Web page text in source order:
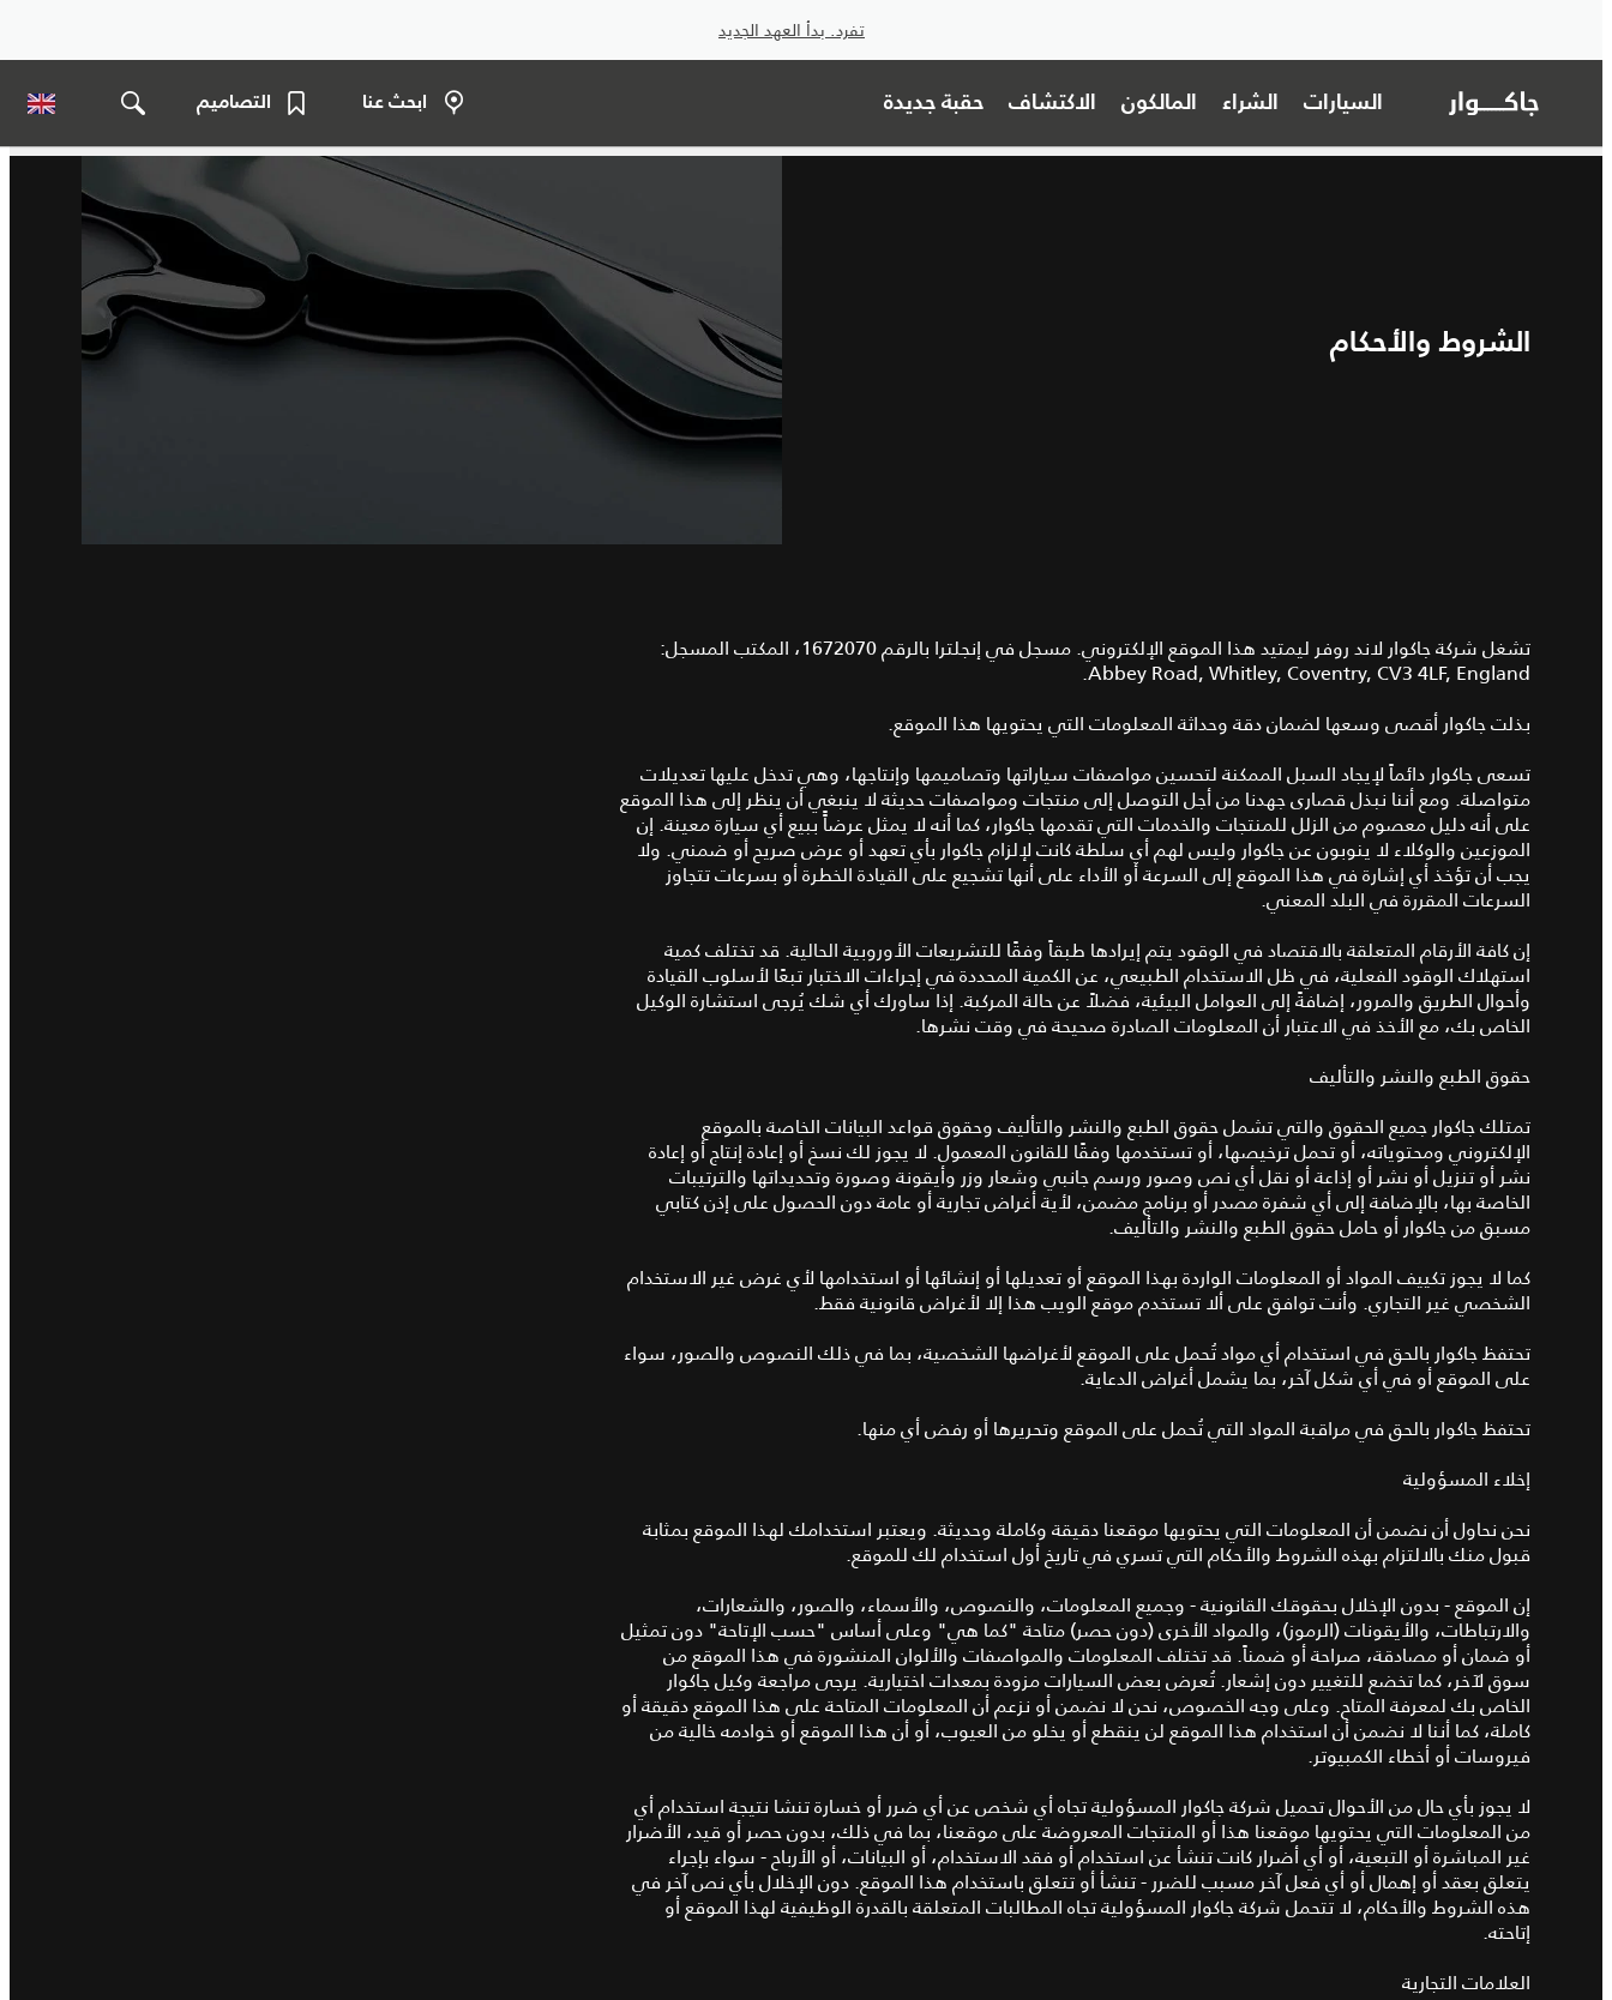
تفرد. بدأ العهد الجديد
السيارات الشراء المالكون الاكتشاف حقبة جديدة ابحث عنا التصاميم
الشروط والأحكام
تشغل شركة جاكوار لاند روفر ليمتيد هذا الموقع الإلكتروني. مسجل في إنجلترا بالرقم 1672070، المكتب المسجل:
Abbey Road, Whitley, Coventry, CV3 4LF, England.
بذلت جاكوار أقصى وسعها لضمان دقة وحداثة المعلومات التي يحتويها هذا الموقع.
تسعى جاكوار دائماً لإيجاد السبل الممكنة لتحسين مواصفات سياراتها وتصاميمها وإنتاجها، وهي تدخل عليها تعديلات
متواصلة. ومع أننا نبذل قصارى جهدنا من أجل التوصل إلى منتجات ومواصفات حديثة لا ينبغي أن ينظر إلى هذا الموقع
على أنه دليل معصوم من الزلل للمنتجات والخدمات التي تقدمها جاكوار، كما أنه لا يمثل عرضاًً ببيع أي سيارة معينة. إن
الموزعين والوكلاء لا ينوبون عن جاكوار وليس لهم أي سلطة كانت لإلزام جاكوار بأي تعهد أو عرض صريح أو ضمني. ولا
يجب أن تؤخذ أي إشارة في هذا الموقع إلى السرعة أو الأداء على أنها تشجيع على القيادة الخطرة أو بسرعات تتجاوز
السرعات المقررة في البلد المعني.
إن كافة الأرقام المتعلقة بالاقتصاد في الوقود يتم إيرادها طبقاً وفقًا للتشريعات الأوروبية الحالية. قد تختلف كمية
استهلاك الوقود الفعلية، في ظل الاستخدام الطبيعي، عن الكمية المحددة في إجراءات الاختبار تبعًا لأسلوب القيادة
وأحوال الطريق والمرور، إضافةً إلى العوامل البيئية، فضلاً عن حالة المركبة. إذا ساورك أي شك يُرجى استشارة الوكيل
الخاص بك، مع الأخذ في الاعتبار أن المعلومات الصادرة صحيحة في وقت نشرها.
حقوق الطبع والنشر والتأليف
تمتلك جاكوار جميع الحقوق والتي تشمل حقوق الطبع والنشر والتأليف وحقوق قواعد البيانات الخاصة بالموقع
الإلكتروني ومحتوياته، أو تحمل ترخيصها، أو تستخدمها وفقًا للقانون المعمول. لا يجوز لك نسخ أو إعادة إنتاج أو إعادة
نشر أو تنزيل أو نشر أو إذاعة أو نقل أي نص وصور ورسم جانبي وشعار وزر وأيقونة وصورة وتحديداتها والترتيبات
الخاصة بها، بالإضافة إلى أي شفرة مصدر أو برنامج مضمن، لأية أغراض تجارية أو عامة دون الحصول على إذن كتابي
مسبق من جاكوار أو حامل حقوق الطبع والنشر والتأليف.
كما لا يجوز تكييف المواد أو المعلومات الواردة بهذا الموقع أو تعديلها أو إنشائها أو استخدامها لأي غرض غير الاستخدام
الشخصي غير التجاري. وأنت توافق على ألا تستخدم موقع الويب هذا إلا لأغراض قانونية فقط.
تحتفظ جاكوار بالحق في استخدام أي مواد تُحمل على الموقع لأغراضها الشخصية، بما في ذلك النصوص والصور، سواء
على الموقع أو في أي شكل آخر، بما يشمل أغراض الدعاية.
تحتفظ جاكوار بالحق في مراقبة المواد التي تُحمل على الموقع وتحريرها أو رفض أي منها.
إخلاء المسؤولية
نحن نحاول أن نضمن أن المعلومات التي يحتويها موقعنا دقيقة وكاملة وحديثة. ويعتبر استخدامك لهذا الموقع بمثابة
قبول منك بالالتزام بهذه الشروط والأحكام التي تسري في تاريخ أول استخدام لك للموقع.
إن الموقع - بدون الإخلال بحقوقك القانونية - وجميع المعلومات، والنصوص، والأسماء، والصور، والشعارات،
والارتباطات، والأيقونات (الرموز)، والمواد الأخرى (دون حصر) متاحة "كما هي" وعلى أساس "حسب الإتاحة" دون تمثيل
أو ضمان أو مصادقة، صراحة أو ضمناً. قد تختلف المعلومات والمواصفات والألوان المنشورة في هذا الموقع من
سوق لآخر، كما تخضع للتغيير دون إشعار. تُعرض بعض السيارات مزودة بمعدات اختيارية. يرجى مراجعة وكيل جاكوار
الخاص بك لمعرفة المتاح. وعلى وجه الخصوص، نحن لا نضمن أو نزعم أن المعلومات المتاحة على هذا الموقع دقيقة أو
كاملة، كما أننا لا نضمن أن استخدام هذا الموقع لن ينقطع أو يخلو من العيوب، أو أن هذا الموقع أو خوادمه خالية من
فيروسات أو أخطاء الكمبيوتر.
لا يجوز بأي حال من الأحوال تحميل شركة جاكوار المسؤولية تجاه أي شخص عن أي ضرر أو خسارة تنشا نتيجة استخدام أي
من المعلومات التي يحتويها موقعنا هذا أو المنتجات المعروضة على موقعنا، بما في ذلك، بدون حصر أو قيد، الأضرار
غير المباشرة أو التبعية، أو أي أضرار كانت تنشأ عن استخدام أو فقد الاستخدام، أو البيانات، أو الأرباح - سواء بإجراء
يتعلق بعقد أو إهمال أو أي فعل آخر مسبب للضرر - تنشأ أو تتعلق باستخدام هذا الموقع. دون الإخلال بأي نص آخر في
هذه الشروط والأحكام، لا تتحمل شركة جاكوار المسؤولية تجاه المطالبات المتعلقة بالقدرة الوظيفية لهذا الموقع أو
إتاحته.
العلامات التجارية